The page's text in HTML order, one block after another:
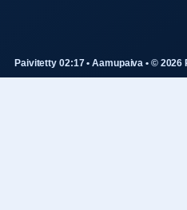
Paivitetty 02:17 • Aamupaiva • ©